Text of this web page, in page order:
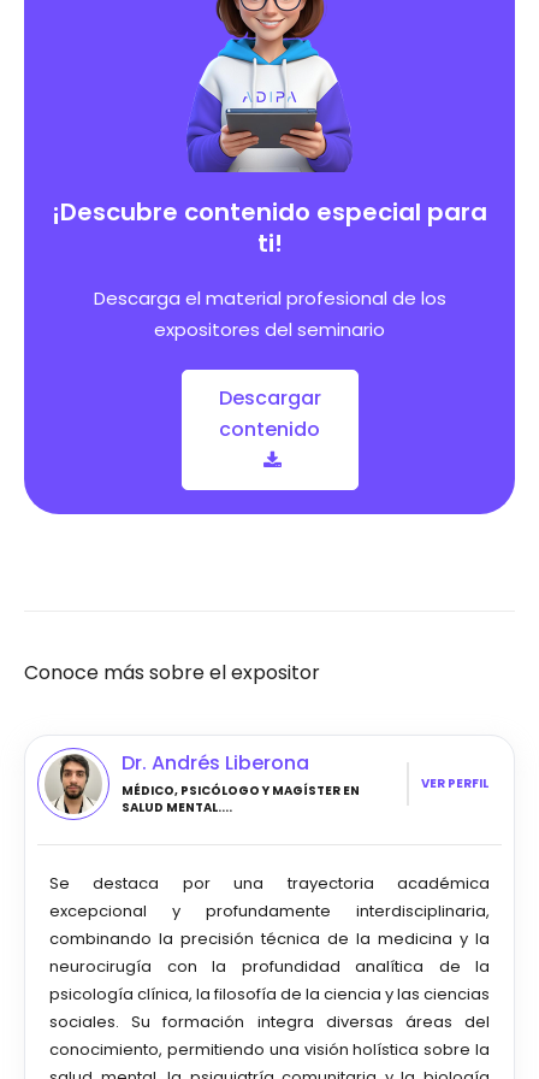
¡Descubre contenido especial para
ti!
Descarga el material profesional de los
expositores del seminario
Descargar
contenido
Conoce más sobre el expositor
Dr. Andrés Liberona
MÉDICO, PSICÓLOGO Y MAGÍSTER EN
SALUD MENTAL....
VER PERFIL
Se destaca por una trayectoria académica
excepcional y profundamente interdisciplinaria,
combinando la precisión técnica de la medicina y la
neurocirugía con la profundidad analítica de la
psicología clínica, la filosofía de la ciencia y las ciencias
sociales. Su formación integra diversas áreas del
conocimiento, permitiendo una visión holística sobre la